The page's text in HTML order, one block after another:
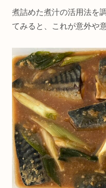
煮詰めた煮汁の活用法を
てみると、これが意外や